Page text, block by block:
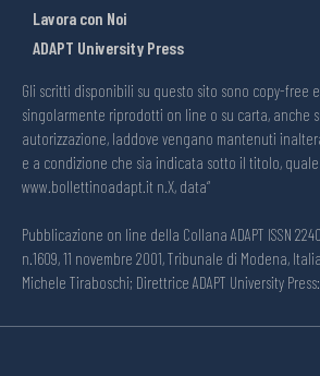
Lavora con Noi
ADAPT University Press
Gli scritti disponibili su questo sito sono copy-free
singolarmente riprodotti on line o su carta, anche
autorizzazione, laddove vengano mantenuti
e a condizione che sia indicata sotto il titolo,
www.bollettinoadapt.it n.X, data“
Pubblicazione on line della Collana ADAPT ISSN
n.1609, 11 novembre 2001, Tribunale di Modena,
Michele Tiraboschi; Direttrice ADAPT University